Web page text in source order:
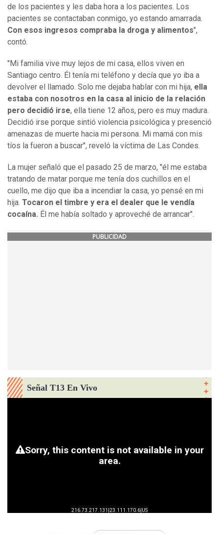
de los pacientes y les daba hora a los pacientes. Los
pacientes se contactaban conmigo, yo estando amarrada.
Con esos ingresos compraba la droga y alimentos",
contó.
"Mi familia vive muy lejos de mi casa, ellos viven en
Santiago centro. Él tenía mi teléfono y decía que yo iba a
devolver el llamado. Solo me dejaba hablar con mi hija, ella
estaba con nosotros en la casa al inicio de la relación
pero decidió irse, ella tiene 12 años, pero es muy madura.
Decidió irse porque sintió violencia psicológica y presenció
amenazas de muerte hacia mi persona. Mi mamá con mis
tíos la fueron a buscar", reveló la víctima de Las Condes.
La mujer señaló que el pasado 25 de marzo, "él me estaba
tratando de matar porque me tenía dos cuchillos en el
cuello, me dijo que iba a incendiar la casa, yo pensé en mi
hija. Tocaron el timbre y era el dealer que le vendía
cocaína. Él me había soltado y aproveché de arrancar".
PUBLICIDAD
Señal T13 En Vivo